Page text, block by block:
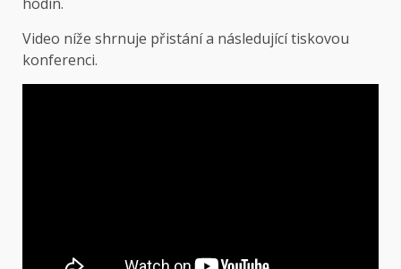
Video níže shrnuje přistání a následující tiskovou
konferenci.